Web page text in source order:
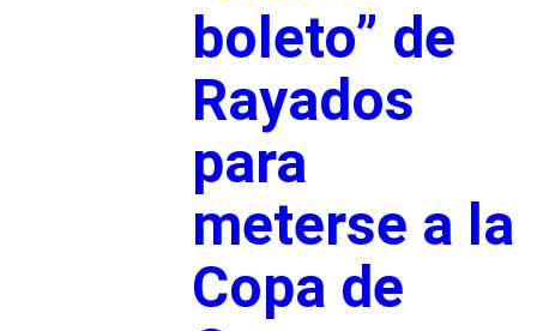
boleto” de
Rayados
para
meterse a la
Copa de